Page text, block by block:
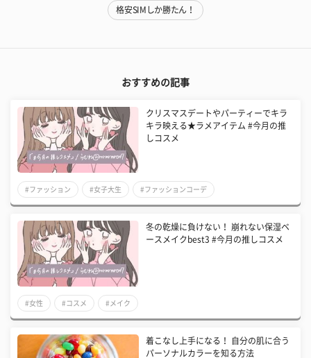
格安SIMしか勝たん！
おすすめの記事
クリスマスデートやパーティーでキラ
キラ映える★ラメアイテム #今月の推
しコスメ
#ファッション #女子大生 #ファッションコーデ
冬の乾燥に負けない！ 崩れない保湿ベ
ースメイクbest3 #今月の推しコスメ
#女性 #コスメ #メイク
着こなし上手になる！ 自分の肌に合う
パーソナルカラーを知る方法